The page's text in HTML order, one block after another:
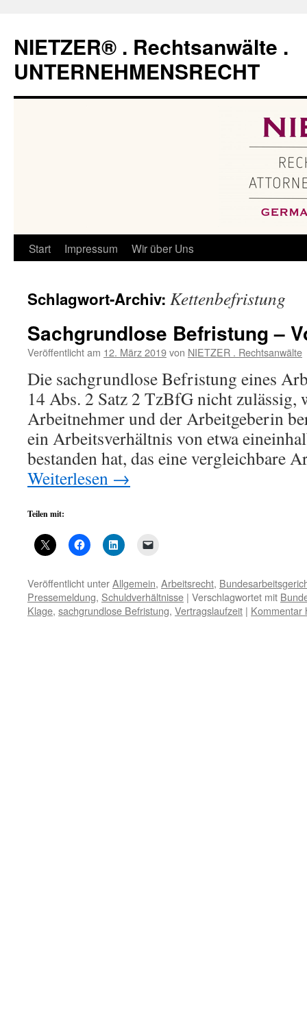
springen
NIETZER® . Rechtsanwälte .
UNTERNEHMENSRECHT
Start Impressum Wir über Uns
Schlagwort-Archiv: Kettenbefristung
Sachgrundlose Befristung –
Veröffentlicht am 12. März 2019von NIETZER . Rechtsanwälte
Die sachgrundlose Befristung eines
14 Abs. 2 Satz 2 TzBfG nicht zulässig,
Arbeitnehmer und der Arbeitgeberin
ein Arbeitsverhältnis von etwa
bestanden hat, das eine vergleichbare
Weiterlesen →
Teilen mit:
Veröffentlicht unterAllgemein, Arbeitsrecht,
Pressemeldung, Schuldverhältnisse | Verschlagwortet mit
Klage, sachgrundlose Befristung, Vertragslaufzeit | Kommentar